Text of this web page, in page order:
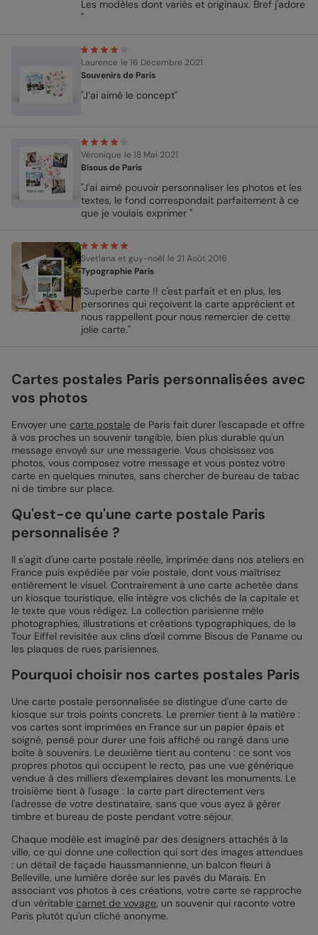
Les modèles dont variés et originaux. Bref j'adore
"
Laurence le 16 Décembre 2021
Souvenirs de Paris
"J’ai aimé le concept"
Véronique le 18 Mai 2021
Bisous de Paris
"J'ai aimé pouvoir personnaliser les photos et les
textes, le fond correspondait parfaitement à ce
que je voulais exprimer "
Svetlana et guy-noël le 21 Août 2016
Typographie Paris
"Superbe carte !! c'est parfait et en plus, les
personnes qui reçoivent la carte apprécient et
nous rappellent pour nous remercier de cette
jolie carte."
Cartes postales Paris personnalisées avec
vos photos
Envoyer une carte postale de Paris fait durer l'escapade et offre
à vos proches un souvenir tangible, bien plus durable qu'un
message envoyé sur une messagerie. Vous choisissez vos
photos, vous composez votre message et vous postez votre
carte en quelques minutes, sans chercher de bureau de tabac
ni de timbre sur place.
Qu'est-ce qu'une carte postale Paris
personnalisée ?
Il s'agit d'une carte postale réelle, imprimée dans nos ateliers en
France puis expédiée par voie postale, dont vous maîtrisez
entièrement le visuel. Contrairement à une carte achetée dans
un kiosque touristique, elle intègre vos clichés de la capitale et
le texte que vous rédigez. La collection parisienne mêle
photographies, illustrations et créations typographiques, de la
Tour Eiffel revisitée aux clins d'œil comme Bisous de Paname ou
les plaques de rues parisiennes.
Pourquoi choisir nos cartes postales Paris
Une carte postale personnalisée se distingue d'une carte de
kiosque sur trois points concrets. Le premier tient à la matière :
vos cartes sont imprimées en France sur un papier épais et
soigné, pensé pour durer une fois affiché ou rangé dans une
boîte à souvenirs. Le deuxième tient au contenu : ce sont vos
propres photos qui occupent le recto, pas une vue générique
vendue à des milliers d'exemplaires devant les monuments. Le
troisième tient à l'usage : la carte part directement vers
l'adresse de votre destinataire, sans que vous ayez à gérer
timbre et bureau de poste pendant votre séjour.
Chaque modèle est imaginé par des designers attachés à la
ville, ce qui donne une collection qui sort des images attendues
: un détail de façade haussmannienne, un balcon fleuri à
Belleville, une lumière dorée sur les pavés du Marais. En
associant vos photos à ces créations, votre carte se rapproche
d'un véritable carnet de voyage, un souvenir qui raconte votre
Paris plutôt qu'un cliché anonyme.